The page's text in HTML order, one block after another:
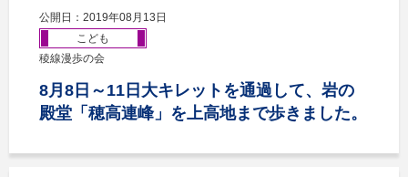
公開日：2019年08月13日
こども
稜線漫歩の会
8月8日～11日大キレットを通過して、岩の
殿堂「穂高連峰」を上高地まで歩きました。